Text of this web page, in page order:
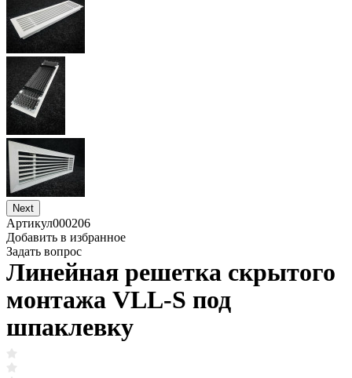
Next
Артикул000206
Добавить в избранное
Задать вопрос
Линейная решетка скрытого
монтажа VLL-S под
шпаклевку